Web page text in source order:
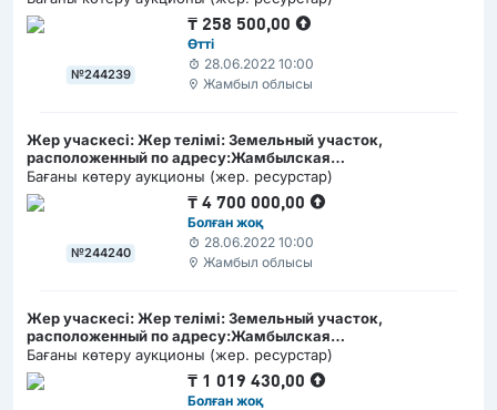
№38 В / Жамбыл облысы, Қордай ауданы, Отар ауылы,
Ноғайбай көшесі, №38 В мекен-жайда орналасқан жер
№244239
₸ 258 500,00
Өтті
28.06.2022 10:00
Жамбыл облысы
Жер учаскесі: Жер телімі: Земельный участок,
расположенный по адресу:Жамбылская
область,Кордайский район, село Беткайнар, по улице
Карасу, №2 Б / Жамбыл облысы, Қордай ауданы, Бетқайнар
ауылы, Қарасу көшесі, №2 Б мекен-жайда орналасқан жер
Бағаны көтеру аукционы (жер. ресурстар)
№244240
₸4 700 000,00
Болған жоқ
28.06.2022 10:00
Жамбыл облысы
Жер учаскесі: Жер телімі: Земельный участок,
расположенный по адресу:Жамбылская
область,Кордайский район, село Кайнар, по улице
Ушконыр, №1 Б / Жамбыл облысы, Қордай ауданы, Кайнар
ауылы, Үшқоңыр көшесі, №1 Б мекен-жайда орналасқан
Бағаны көтеру аукционы (жер. ресурстар)
₸ 1 019 430,00
Болған жоқ